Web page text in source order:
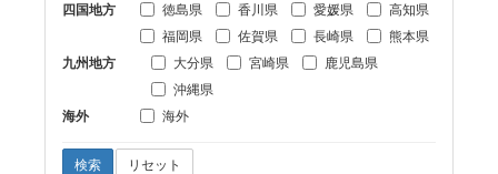
四国地方
徳島県 香川県 愛媛県 高知県
九州地方
福岡県 佐賀県 長崎県
熊本県
大分県
宮崎県
鹿児島県
沖縄県
海外
海外
検索 リセット